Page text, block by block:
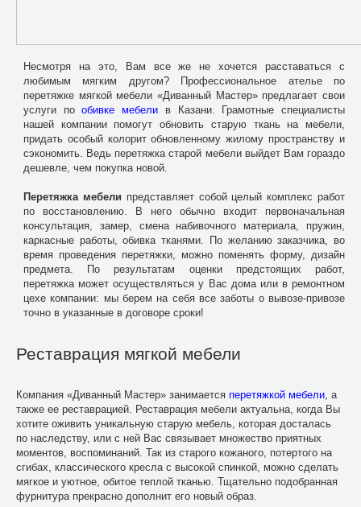
Несмотря на это, Вам все же не хочется расставаться с
любимым мягким другом? Профессиональное ателье по
перетяжке мягкой мебели «Диванный Мастер» предлагает свои
услуги пообивке мебели в Казани. Грамотные специалисты
нашей компании помогут обновить старую ткань на мебели,
придать особый колорит обновленному жилому пространству и
сэкономить. Ведь перетяжка старой мебели выйдет Вам гораздо
дешевле, чем покупка новой.
Перетяжка мебели представляет собой целый комплекс работ
по восстановлению. В него обычно входит первоначальная
консультация, замер, смена набивочного материала, пружин,
каркасные работы, обивка тканями. По желанию заказчика, во
время проведения перетяжки, можно поменять форму, дизайн
предмета. По результатам оценки предстоящих работ,
перетяжка может осуществляться у Вас дома или в ремонтном
цехе компании: мы берем на себя все заботы о вывозе-привозе
точно в указанные в договоре сроки!
Реставрация мягкой мебели
Компания «Диванный Мастер» занимается перетяжкой мебели, а
также ее реставрацией. Реставрация мебели актуальна, когда Вы
хотите оживить уникальную старую мебель, которая досталась
по наследству, или с ней Вас связывает множество приятных
моментов, воспоминаний. Так из старого кожаного, потертого на
сгибах, классического кресла с высокой спинкой, можно сделать
мягкое и уютное, обитое теплой тканью. Тщательно подобранная
фурнитура прекрасно дополнит его новый образ.